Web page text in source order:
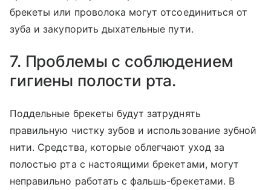
брекеты или проволока могут отсоединиться от
зуба и закупорить дыхательные пути.
7. Проблемы с соблюдением
гигиены полости рта.
Поддельные брекеты будут затруднять
правильную чистку зубов и использование зубной
нити. Средства, которые облегчают уход за
полостью рта с настоящими брекетами, могут
неправильно работать с фальшь-брекетами. В